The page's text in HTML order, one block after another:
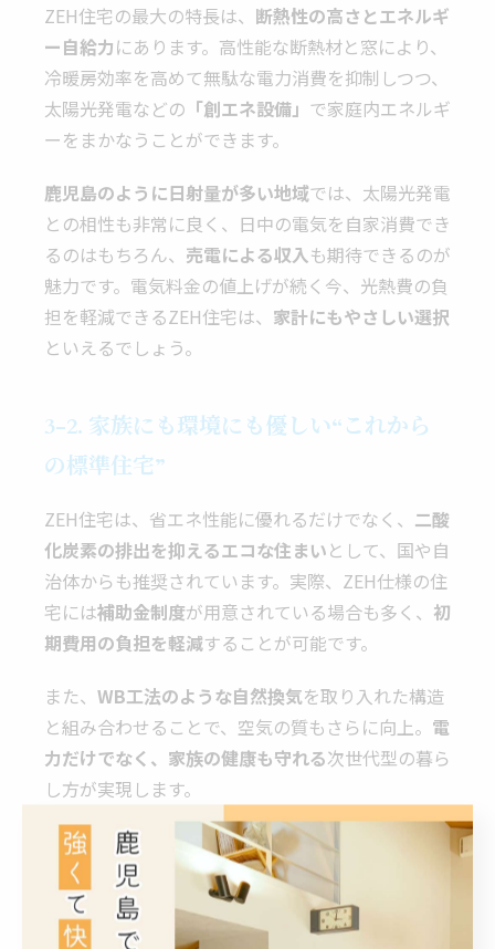
ZEH住宅の最大の特長は、 断熱性の高さとエネルギ
ー自給力にあります。高性能な断熱材と窓により、
冷暖房効率を高めて無駄な電力消費を抑制しつつ、
太陽光発電などの 「創エネ設備」 で家庭内エネルギ
ーをまかなうことができます。
鹿児島のように日射量が多い地域では、太陽光発電
との相性も非常に良く、日中の電気を自家消費でき
るのはもちろん、 売電による収入も期待できるのが
魅力です。電気料金の値上げが続く今、光熱費の負
担を軽減できるZEH住宅は、 家計にもやさしい選択
といえるでしょう。
3-2. 家族にも環境にも優しい“これから
の標準住宅”
ZEH住宅は、省エネ性能に優れるだけでなく、 二酸
化炭素の排出を抑えるエコな住まいとして、国や自
治体からも推奨されています。実際、ZEH仕様の住
宅には補助金制度が用意されている場合も多く、 初
期費用の負担を軽減することが可能です。
また、 WB工法のような自然換気を取り入れた構造
と組み合わせることで、空気の質もさらに向上。 電
力だけでなく、家族の健康も守れる次世代型の暮ら
し方が実現します。